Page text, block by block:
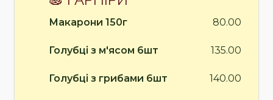
Макарони 150г 80.00
Голубці з м'ясом 6шт 135.00
Голубці з грибами 6шт 140.00